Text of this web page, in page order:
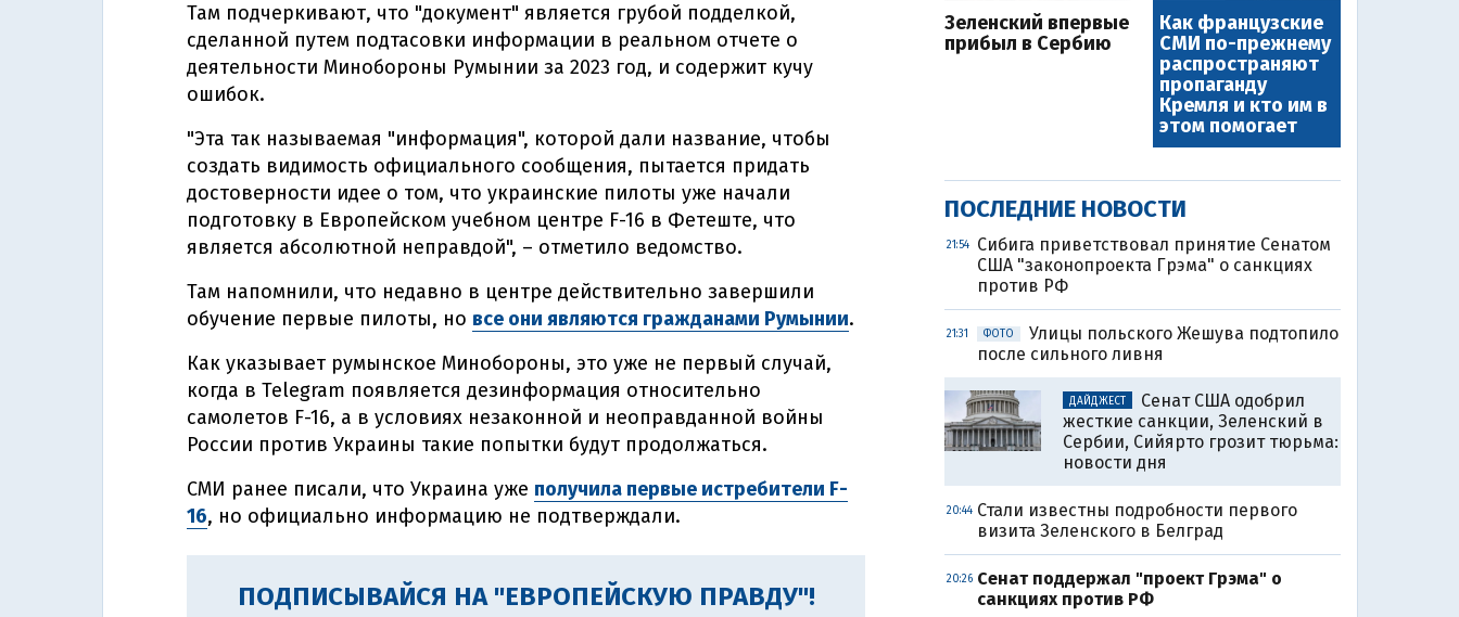
Там подчеркивают, что "документ" является грубой подделкой,
сделанной путем подтасовки информации в реальном отчете о
деятельности Минобороны Румынии за 2023 год, и содержит кучу
ошибок.
"Эта так называемая "информация", которой дали название, чтобы
создать видимость официального сообщения, пытается придать
достоверности идее о том, что украинские пилоты уже начали
подготовку в Европейском учебном центре F-16 в Фетеште, что
является абсолютной неправдой", – отметило ведомство.
Там напомнили, что недавно в центре действительно завершили
обучение первые пилоты, но все они являются гражданами Румынии.
Как указывает румынское Минобороны, это уже не первый случай,
когда в Telegram появляется дезинформация относительно
самолетов F-16, а в условиях незаконной и неоправданной войны
России против Украины такие попытки будут продолжаться.
СМИ ранее писали, что Украина уже получила первые истребители F-
16, но официально информацию не подтверждали.
ПОДПИСЫВАЙСЯ НА "ЕВРОПЕЙСКУЮ ПРАВДУ"!
Зеленский впервые
прибыл в Сербию
Как французские
СМИ по-прежнему
распространяют
пропаганду
Кремля и кто им в
этом помогает
ПОСЛЕДНИЕ НОВОСТИ
21:54
Сибига приветствовал принятие Сенатом
США "законопроекта Грэма" о санкциях
против РФ
21:31 ФОТО
Улицы польского Жешува подтопило
после сильного ливня
ДАЙДЖЕСТ
Сенат США одобрил
жесткие санкции, Зеленский в
Сербии, Сийярто грозит тюрьма:
новости дня
20:44 Стали известны подробности первого
визита Зеленского в Белград
20:26 Сенат поддержал "проект Грэма" о
санкциях против РФ